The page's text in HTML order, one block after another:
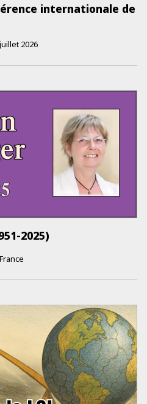
internationale de
2026
2025)
France